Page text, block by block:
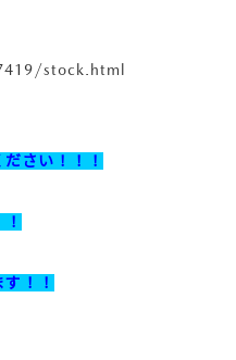
stock.html
さい！！！
！！